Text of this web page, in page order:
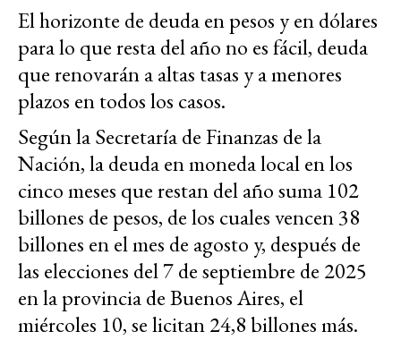
El horizonte de deuda en pesos y en dólares
para lo que resta del año no es fácil, deuda
que renovarán a altas tasas y a menores
plazos en todos los casos.
Según la Secretaría de Finanzas de la
Nación, la deuda en moneda local en los
cinco meses que restan del año suma 102
billones de pesos, de los cuales vencen 38
billones en el mes de agosto y, después de
las elecciones del 7 de septiembre de 2025
en la provincia de Buenos Aires, el
miércoles 10, se licitan 24,8 billones más.